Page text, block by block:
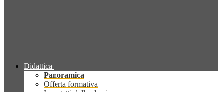
Didattica
Panoramica
Offerta formativa